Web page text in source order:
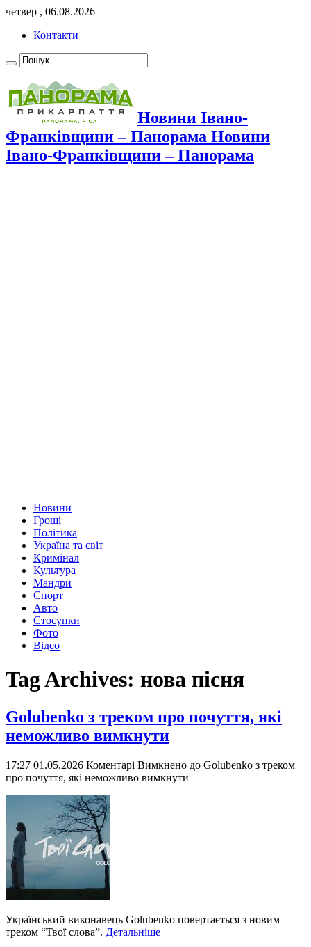
четвер , 06.08.2026
Контакти
Новини Івано-
Франківщини – Панорама Новини
Івано-Франківщини – Панорама
Новини
Гроші
Політика
Україна та світ
Кримінал
Культура
Мандри
Спорт
Авто
Стосунки
Фото
Відео
Tag Archives: нова пісня
Golubenko з треком про почуття, які
неможливо вимкнути
17:27 01.05.2026 Коментарі Вимкнено до Golubenko з треком
про почуття, які неможливо вимкнути
Український виконавець Golubenko повертається з новим
треком “Твої слова”. Детальніше